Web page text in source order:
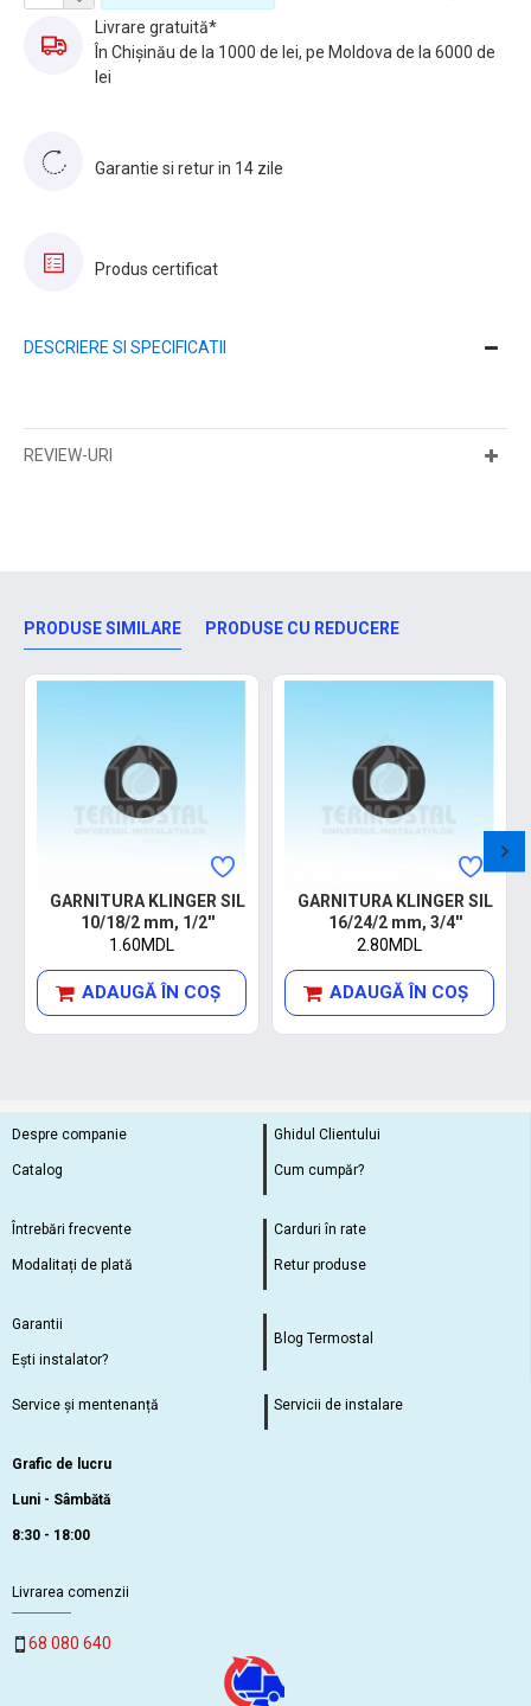
Livrare gratuită*
În Chișinău de la 1000 de lei, pe Moldova de la 6000 de
lei
Garantie si retur in 14 zile
Produs certificat
DESCRIERE SI SPECIFICATII
REVIEW-URI
PRODUSE SIMILARE PRODUSE CU REDUCERE
GARNITURA KLINGER SIL
10/18/2 mm, 1/2''
1.60MDL
ADAUGĂ ÎN COŞ
GARNITURA KLINGER SIL
16/24/2 mm, 3/4''
2.80MDL
ADAUGĂ ÎN COŞ
Despre companie
Catalog
Ghidul Clientului
Cum cumpăr?
Întrebări frecvente
Modalitați de plată
Carduri în rate
Retur produse
Garantii
Ești instalator?
Blog Termostal
Service și mentenanță Servicii de instalare
Grafic de lucru
Luni - Sâmbătă
8:30 - 18:00
Livrarea comenzii
68 080 640